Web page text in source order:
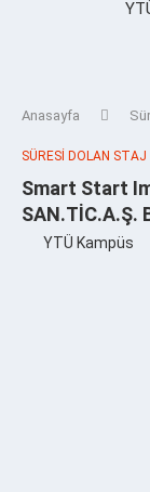
Anasayfa
SÜRESI DOLAN STAJ
Smart Start
SAN.TİC.A.Ş.
YTÜ Kampüs